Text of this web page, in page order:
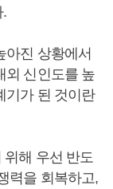
.
아진 상황에서
외 신인도를 높
기가 된 것이란
위해 우선 반도
력을 회복하고,